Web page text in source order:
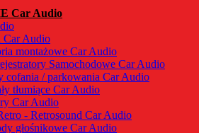
Car Audio
Car Audio
montażowe Car Audio
Samochodowe Car Audio
cofania / parkowania Car Audio
tłumiące Car Audio
Car Audio
- Retrosound Car Audio
głośnikowe Car Audio